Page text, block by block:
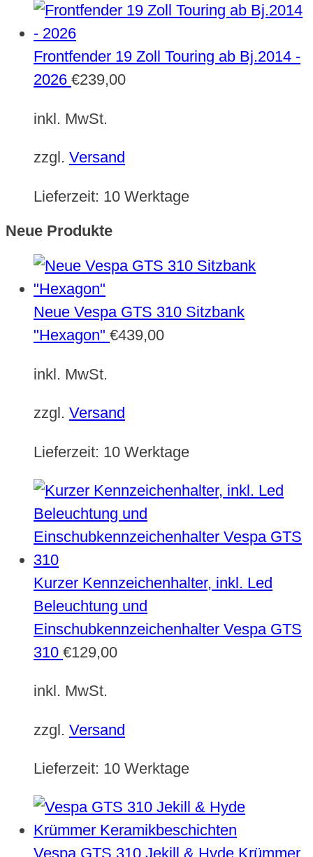
Frontfender 19 Zoll Touring ab Bj.2014 -
2026 €239,00
inkl. MwSt.
zzgl. Versand
Lieferzeit: 10 Werktage
Neue Produkte
Neue Vespa GTS 310 Sitzbank
"Hexagon" €439,00
inkl. MwSt.
zzgl. Versand
Lieferzeit: 10 Werktage
Kurzer Kennzeichenhalter, inkl. Led
Beleuchtung und
Einschubkennzeichenhalter Vespa GTS
310 €129,00
inkl. MwSt.
zzgl. Versand
Lieferzeit: 10 Werktage
Vespa GTS 310 Jekill & Hyde Krümmer